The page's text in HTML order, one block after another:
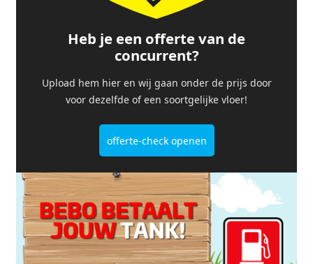
Heb je een offerte van de
concurrent?
Upload hem hier en wij gaan onder de prijs door
voor dezelfde of een soortgelijke vloer!
offerte-check openen